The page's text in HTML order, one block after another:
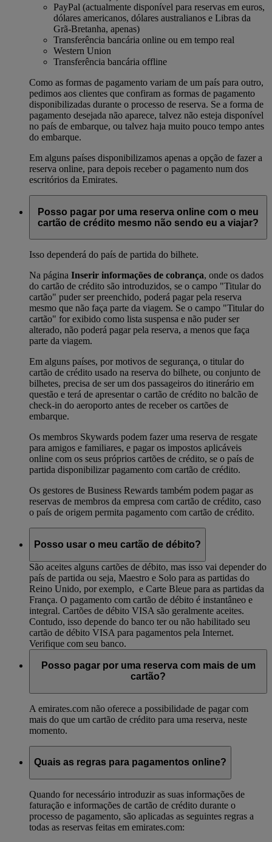
PayPal (actualmente disponível para reservas em euros,
dólares americanos, dólares australianos e Libras da
Grã-Bretanha, apenas)
Transferência bancária online ou em tempo real
Western Union
Transferência bancária offline
Como as formas de pagamento variam de um país para outro,
pedimos aos clientes que confiram as formas de pagamento
disponibilizadas durante o processo de reserva. Se a forma de
pagamento desejada não aparece, talvez não esteja disponível
no país de embarque, ou talvez haja muito pouco tempo antes
do embarque.
Em alguns países disponibilizamos apenas a opção de fazer a
reserva online, para depois receber o pagamento num dos
escritórios da Emirates.
Posso pagar por uma reserva online com o meu
cartão de crédito mesmo não sendo eu a viajar?
Isso dependerá do país de partida do bilhete.
Na página Inserir informações de cobrança, onde os dados
do cartão de crédito são introduzidos, se o campo "Titular do
cartão" puder ser preenchido, poderá pagar pela reserva
mesmo que não faça parte da viagem. Se o campo "Titular do
cartão" for exibido como lista suspensa e não puder ser
alterado, não poderá pagar pela reserva, a menos que faça
parte da viagem.
Em alguns países, por motivos de segurança, o titular do
cartão de crédito usado na reserva do bilhete, ou conjunto de
bilhetes, precisa de ser um dos passageiros do itinerário em
questão e terá de apresentar o cartão de crédito no balcão de
check-in do aeroporto antes de receber os cartões de
embarque.
Os membros Skywards podem fazer uma reserva de resgate
para amigos e familiares, e pagar os impostos aplicáveis ​​
online com os seus próprios cartões de crédito, se o país de
partida disponibilizar pagamento com cartão de crédito.
Os gestores de Business Rewards também podem pagar as
reservas de membros da empresa com cartão de crédito, caso
o país de origem permita pagamento com cartão de crédito.
Posso usar o meu cartão de débito?
São aceites alguns cartões de débito, mas isso vai depender do
país de partida ou seja, Maestro e Solo para as partidas do
Reino Unido, por exemplo, e Carte Bleue para as partidas da
França. O pagamento com cartão de débito é instantâneo e
integral. Cartões de débito VISA são geralmente aceites.
Contudo, isso depende do banco ter ou não habilitado seu
cartão de débito VISA para pagamentos pela Internet.
Verifique com seu banco.
Posso pagar por uma reserva com mais de um
cartão?
A emirates.com não oferece a possibilidade de pagar com
mais do que um cartão de crédito para uma reserva, neste
momento.
Quais as regras para pagamentos online?
Quando for necessário introduzir as suas informações de
faturação e informações de cartão de crédito durante o
processo de pagamento, são aplicadas as seguintes regras a
todas as reservas feitas em emirates.com: